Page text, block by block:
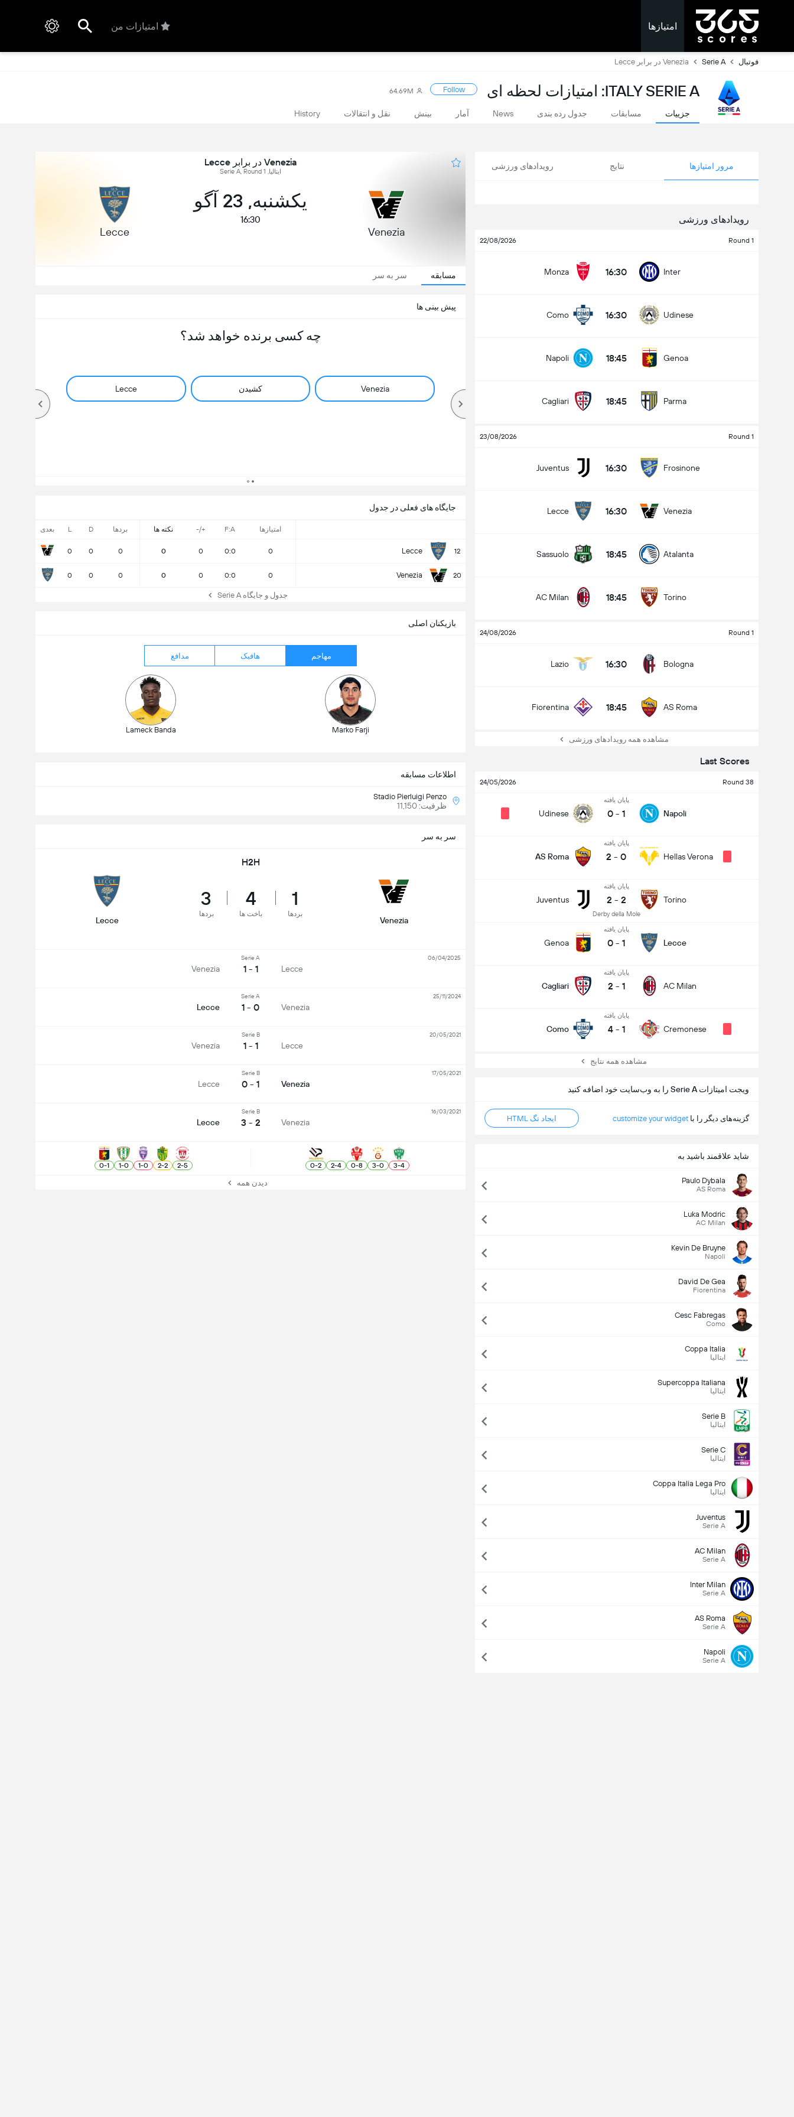
امتیازها امتیازات من
فوتبال Serie A Venezia در برابر Lecce
ITALY SERIE A: امتیازات لحظه ای Follow
64.69M
جزییات مسابقات جدول رده بندی News آمار بینش نقل و انتقالات History
مرور امتیازها نتایج رویدادهای ورزشی
رویدادهای ورزشی
Round 1
22/08/2026
Inter
16:30
Monza
Udinese
16:30
Como
Genoa
18:45
Napoli
Parma
18:45
Cagliari
Round 1
23/08/2026
Frosinone
16:30
Juventus
Venezia
16:30
Lecce
Atalanta
18:45
Sassuolo
Torino
18:45
AC Milan
Round 1
24/08/2026
Bologna
16:30
Lazio
AS Roma
18:45
Fiorentina
مشاهده همه رویدادهای ورزشی
Last Scores
Round 38
24/05/2026
Napoli
پایان یافته
1
-
0
Udinese
Hellas Verona
پایان یافته
0
-
2
AS Roma
Torino
پایان یافته
2
-
2
Derby della Mole
Juventus
Lecce
پایان یافته
1
-
0
Genoa
AC Milan
پایان یافته
1
-
2
Cagliari
Cremonese
پایان یافته
1
-
4
Como
مشاهده همه نتایج
ویجت امیتازات Serie A را به وب‌سایت خود اضافه کنید
گزینه‌های دیگر را با customize your widget ایجاد تگ HTML
شاید علاقمند باشید به
Paulo Dybala
AS Roma
Luka Modric
AC Milan
Kevin De Bruyne
Napoli
David De Gea
Fiorentina
Cesc Fabregas
Como
Coppa Italia
ایتالیا
Supercoppa Italiana
ایتالیا
Serie B
ایتالیا
Serie C
ایتالیا
Coppa Italia Lega Pro
ایتالیا
Juventus
Serie A
AC Milan
Serie A
Inter Milan
Serie A
AS Roma
Serie A
Napoli
Serie A
Venezia در برابر Lecce
ایتالیا, Serie A, Round 1
Venezia
یکشنبه, 23 آگو
16:30
Lecce
مسابقه سر به سر
پیش بینی ها
چه کسی برنده خواهد شد؟
Venezia کشیدن Lecce
جایگاه های فعلی در جدول
امتیازها F:A
+/- نکته ها بردها D
L بعدی
12
Lecce
0
0:0
0
0
0
0
0
20
Venezia
0
0:0
0
0
0
0
0
جدول و جایگاه Serie A
بازیکنان اصلی
مهاجم هافبک مدافع
Marko Farji
Lameck Banda
اطلاعات مسابقه
Stadio Pierluigi Penzo
ظرفیت: 11,150
سر به سر
H2H
Venezia
1
بردها
4
باخت ها
3
بردها
Lecce
Lecce
Serie A
1 - 1
Venezia
06/04/2025
Venezia
Serie A
0 - 1
Lecce
25/11/2024
Lecce
Serie B
1 - 1
Venezia
20/05/2021
Venezia
Serie B
1 - 0
Lecce
17/05/2021
Venezia
Serie B
2 - 3
Lecce
16/03/2021
4
-
3
0
-
3
8
-
0
4
-
2
2
-
0
5
-
2
2
-
2
0
-
1
0
-
1
1
-
0
دیدن همه